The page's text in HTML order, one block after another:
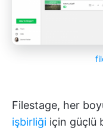
Filestage, her
işbirliği için güçlü